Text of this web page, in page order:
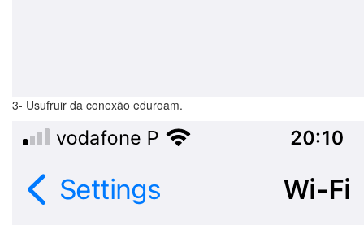
3- Usufruir da conexão eduroam.